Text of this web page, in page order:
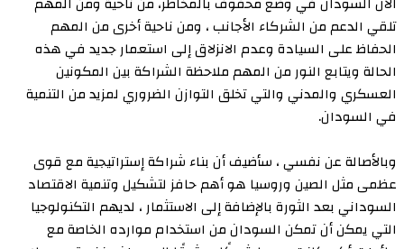
تلقي الدعم من الشركاء الأجانب ، ومن ناحية أخرى من المهم
الحفاظ على السيادة وعدم الانزلاق إلى استعمار جديد في هذه
الحالة ويتابع النور من المهم ملاحظة الشراكة بين المكونين
العسكري والمدني والتي تخلق التوازن الضروري لمزيد من التنمية
في السودان.
وبالأصالة عن نفسي ، سأضيف أن بناء شراكة إستراتيجية مع قوى
عظمى مثل الصين وروسيا هو أهم حافز لتشكيل وتنمية الاقتصاد
السوداني بعد الثورة بالإضافة إلى الاستثمار ، لديهم التكنولوجيا
التي يمكن أن تمكن السودان من استخدام موارده الخاصة مع